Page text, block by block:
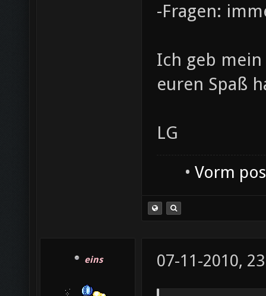
-Fragen:
Ich geb mein
euren Spaß
LG
• Vorm
eins 07-11-2010,